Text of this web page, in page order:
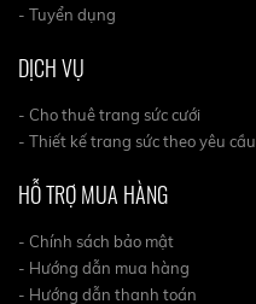
- Tuyển dụng
DỊCH VỤ
- Cho thuê trang sức cưới
- Thiết kế trang sức theo yêu cầu
HỖ TRỢ MUA HÀNG
- Chính sách bảo mật
- Hướng dẫn mua hàng
- Hướng dẫn thanh toán